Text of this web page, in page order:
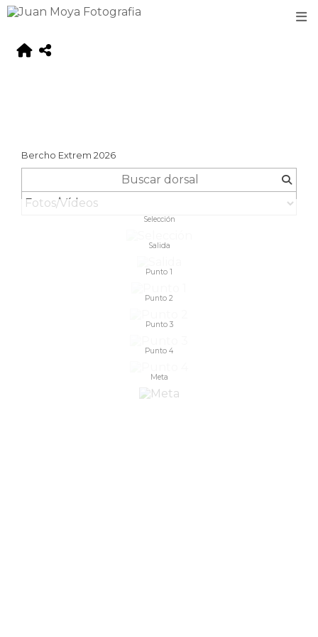
Bercho Extrem 2026
Selección
Salida
Punto 1
Punto 2
Punto 3
Punto 4
Meta